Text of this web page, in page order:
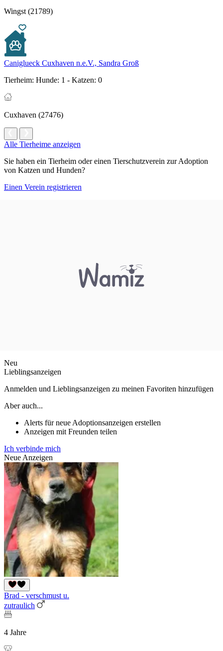
Wingst (21789)
Caniglueck Cuxhaven n.e.V., Sandra Groß
Tierheim: Hunde: 1 - Katzen: 0
Cuxhaven (27476)
Alle Tierheime anzeigen
Sie haben ein Tierheim oder einen Tierschutzverein zur Adoption
von Katzen und Hunden?
Einen Verein registrieren
Neu
Lieblingsanzeigen
Anmelden und Lieblingsanzeigen zu meinen Favoriten hinzufügen
Aber auch...
Alerts für neue Adoptionsanzeigen erstellen
Anzeigen mit Freunden teilen
Ich verbinde mich
Neue Anzeigen
Brad - verschmust u.
zutraulich
4 Jahre